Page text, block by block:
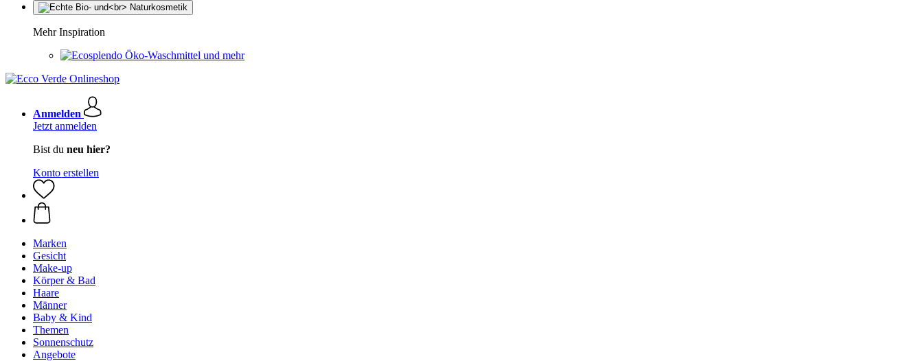
Mehr Inspiration
Öko-Waschmittel und mehr
Anmelden
Jetzt anmelden
Bist du neu hier?
Konto erstellen
Marken
Gesicht
Make-up
Körper & Bad
Haare
Männer
Baby & Kind
Themen
Sonnenschutz
Angebote